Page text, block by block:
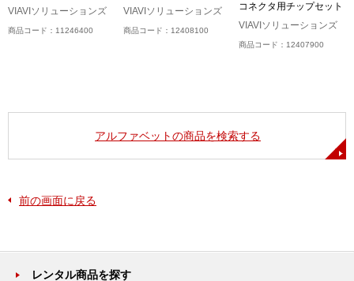
VIAVIソリューションズ
商品コード：11246400
VIAVIソリューションズ
商品コード：12408100
コネクタ用チップセット
VIAVIソリューションズ
商品コード：12407900
アルファベットの商品を検索する
前の画面に戻る
レンタル商品を探す